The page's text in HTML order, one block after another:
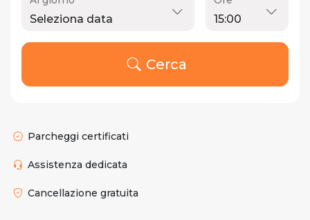
Cerca
Parcheggi certificati
Assistenza dedicata
Cancellazione gratuita